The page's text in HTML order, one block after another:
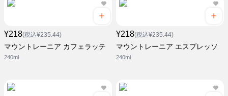
¥218(税込¥235.44)
マウントレーニア カフェラッテ
240ml
¥218(税込¥235.44)
マウントレーニア エスプレッソ
240ml